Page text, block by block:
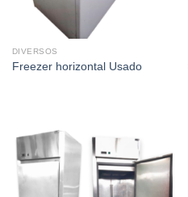
DIVERSOS
Freezer horizontal Usado